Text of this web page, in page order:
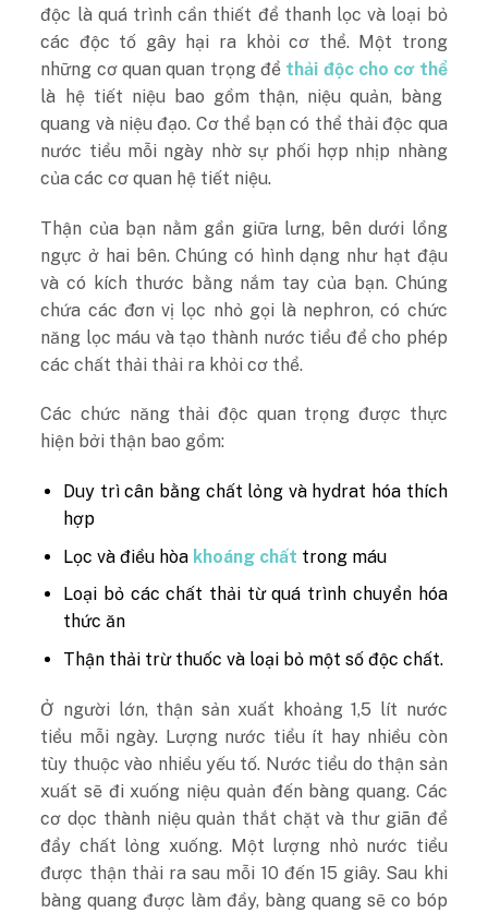
độc là quá trình cần thiết để thanh lọc và loại bỏ
các độc tố gây hại ra khỏi cơ thể. Một trong
những cơ quan quan trọng để thải độc cho cơ thể
là hệ tiết niệu bao gồm thận, niệu quản, bàng
quang và niệu đạo. Cơ thể bạn có thể thải độc qua
nước tiểu mỗi ngày nhờ sự phối hợp nhịp nhàng
của các cơ quan hệ tiết niệu.
Thận của bạn nằm gần giữa lưng, bên dưới lồng
ngực ở hai bên. Chúng có hình dạng như hạt đậu
và có kích thước bằng nắm tay của bạn. Chúng
chứa các đơn vị lọc nhỏ gọi là nephron, có chức
năng lọc máu và tạo thành nước tiểu để cho phép
các chất thải thải ra khỏi cơ thể.
Các chức năng thải độc quan trọng được thực
hiện bởi thận bao gồm:
Duy trì cân bằng chất lỏng và hydrat hóa thích
hợp
Lọc và điều hòa khoáng chất trong máu
Loại bỏ các chất thải từ quá trình chuyển hóa
thức ăn
Thận thải trừ thuốc và loại bỏ một số độc chất.
Ở người lớn, thận sản xuất khoảng 1,5 lít nước
tiểu mỗi ngày. Lượng nước tiểu ít hay nhiều còn
tùy thuộc vào nhiều yếu tố. Nước tiểu do thận sản
xuất sẽ đi xuống niệu quản đến bàng quang. Các
cơ dọc thành niệu quản thắt chặt và thư giãn để
đẩy chất lỏng xuống. Một lượng nhỏ nước tiểu
được thận thải ra sau mỗi 10 đến 15 giây. Sau khi
bàng quang được làm đầy, bàng quang sẽ co bóp